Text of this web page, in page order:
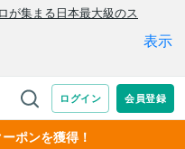
ポンを獲得！